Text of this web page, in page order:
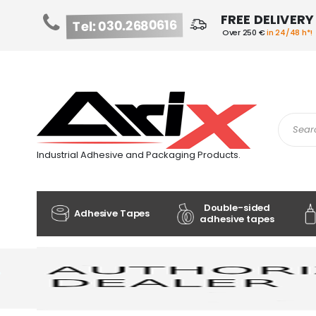
Tel: 030.2680616 FREE DELIVERY
Over 250 €in 24/48 h*!
Content
Industrial Adhesive and Packaging Products.
Search
Adhesive Tapes
Double-sided
adhesive tapes